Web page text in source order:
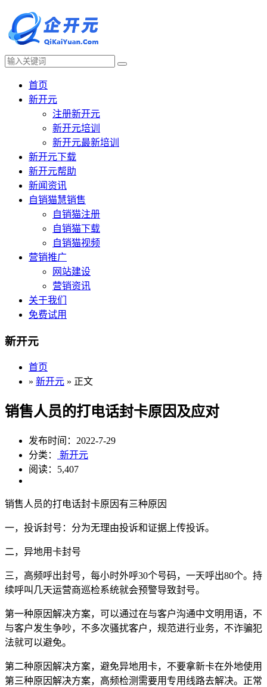
首页
新开元
注册新开元
新开元培训
新开元最新培训
新开元下载
新开元帮助
新闻资讯
自销猫慧销售
自销猫注册
自销猫下载
自销猫视频
营销推广
网站建设
营销资讯
关于我们
免费试用
新开元
首页
» 新开元 » 正文
销售人员的打电话封卡原因及应对
发布时间：2022-7-29
分类：
新开元
阅读：5,407
销售人员的打电话封卡原因有三种原因
一，投诉封号：分为无理由投诉和证据上传投诉。
二，异地用卡封号
三，高频呼出封号，每小时外呼30个号码，一天呼出80个。持
续呼叫几天运营商巡检系统就会预警导致封号。
第一种原因解决方案，可以通过在与客户沟通中文明用语，不
与客户发生争吵，不多次骚扰客户，规范进行业务，不诈骗犯
法就可以避免。
第二种原因解决方案，避免异地用卡，不要拿新卡在外地使用
第三种原因解决方案，高频检测需要用专用线路去解决。正常